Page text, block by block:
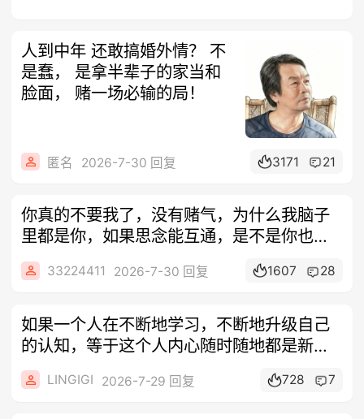
人到中年 还敢搞婚外情？ 不
是蠢， 是拿半辈子的家当和
脸面， 赌一场必输的局！
匿名 2026-7-30 回复 3171 21
你真的不要我了，没有赌气，为什么我脑子
里都是你，如果思念能互通，是不是你也在
想我
33224411 2026-7-30 回复 1607 28
如果一个人在不断地学习，不断地升级自己
的认知，等于这个人内心随时随地都是新
的。内
LINGIGI 2026-7-29 回复 728 7